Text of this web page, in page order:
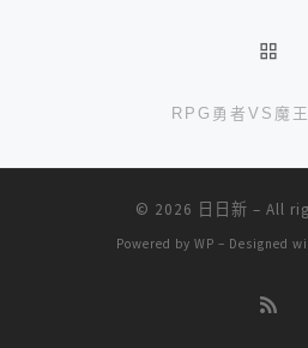
RPG勇者VS魔
© 2026 日日新 – All
Powered by WP – Designed